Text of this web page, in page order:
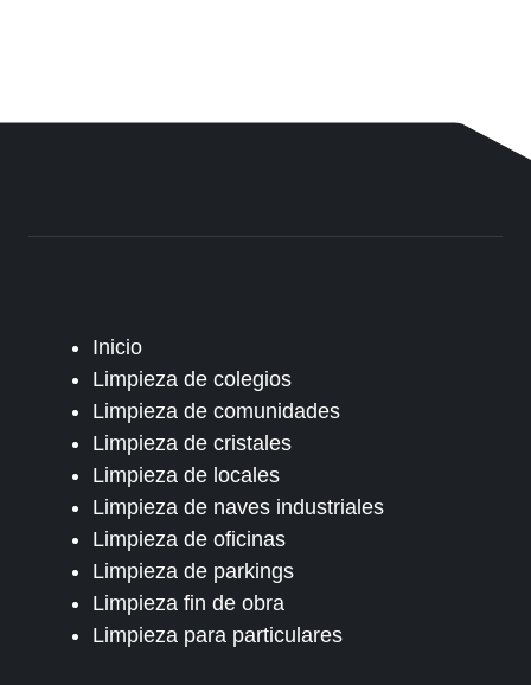
Inicio
Limpieza de colegios
Limpieza de comunidades
Limpieza de cristales
Limpieza de locales
Limpieza de naves industriales
Limpieza de oficinas
Limpieza de parkings
Limpieza fin de obra
Limpieza para particulares